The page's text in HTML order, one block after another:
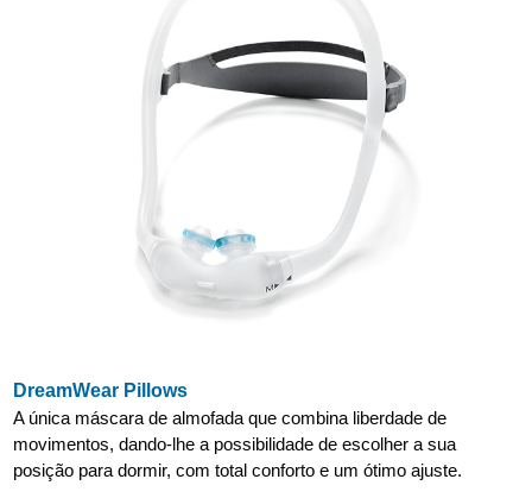
DreamWear Pillows
A única máscara de almofada que combina liberdade de
movimentos, dando-lhe a possibilidade de escolher a sua
posição para dormir, com total conforto e um ótimo ajuste.